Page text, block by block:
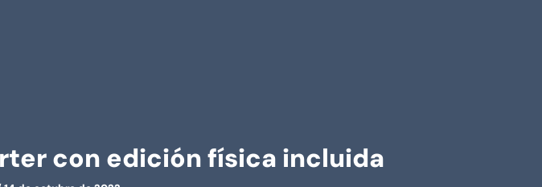
con edición física incluida